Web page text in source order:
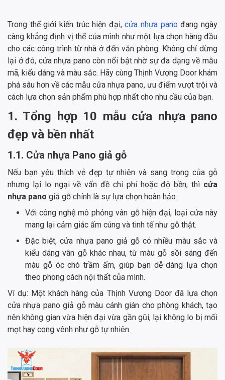
Trong thế giới kiến trúc hiện đại,cửa nhựa panođang ngày
càng khẳng định vị thế của mình như một lựa chọn hàng đầu
cho các công trình từ nhà ở đến văn phòng. Không chỉ dừng
lại ở đó, cửa nhựa pano còn nổi bật nhờ sự đa dạng về mẫu
mã, kiểu dáng và màu sắc. Hãy cùng Thịnh Vượng Door khám
phá sâu hơn về các mẫu cửa nhựa pano, ưu điểm vượt trội và
cách lựa chọn sản phẩm phù hợp nhất cho nhu cầu của bạn.
1. Tổng hợp 10 mẫu cửa nhựa pano
đẹp và bền nhất
1.1. Cửa nhựa Pano giả gỗ
Nếu bạn yêu thích vẻ đẹp tự nhiên và sang trọng của gỗ
nhưng lại lo ngại về vấn đề chi phí hoặc độ bền, thì cửa
nhựa pano giả gỗ chính là sự lựa chọn hoàn hảo.
Với công nghệ mô phỏng vân gỗ hiện đại, loại cửa này
mang lại cảm giác ấm cúng và tinh tế như gỗ thật.
Đặc biệt, cửa nhựa pano giả gỗ có nhiều màu sắc và
kiểu dáng vân gỗ khác nhau, từ màu gỗ sồi sáng đến
màu gỗ óc chó trầm ấm, giúp bạn dễ dàng lựa chọn
theo phong cách nội thất của mình.
Ví dụ: Một khách hàng của Thịnh Vượng Door đã lựa chọn
cửa nhựa pano giả gỗ màu cánh gián cho phòng khách, tạo
nên không gian vừa hiện đại vừa gần gũi, lại không lo bị mối
mọt hay cong vênh như gỗ tự nhiên.